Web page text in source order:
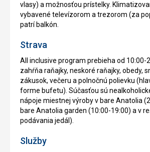
vlasy) a možnosťou prístelky.
vybavené televízorom a trezorom (za
patrí balkón.
Strava
All inclusive program prebieha od 10:00-
zahŕňa raňajky, neskoré raňajky, obedy,
zákusok, večeru a polnočnú polievku
forme bufetu). Súčasťou sú
nápoje miestnej výroby v bare Anatolia
bare Anatolia garden (10:00-19:00) a v
podávania jedál).
Služby